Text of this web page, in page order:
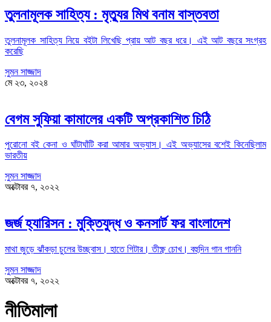
তুলনামূলক সাহিত্য : মৃত্যুর মিথ বনাম বাস্তবতা
তুলনামূলক সাহিত্য নিয়ে বইটা লিখেছি প্রায় আট বছর ধরে। এই আট বছরে সংগ্রহ
করেছি
সুমন সাজ্জাদ
মে ২৩, ২০২৪
বেগম সুফিয়া কামালের একটি অপ্রকাশিত চিঠি
পুরোনো বই কেনা ও ঘাঁটাঘাঁটি করা আমার অভ্যাস। এই অভ্যাসের বশেই কিনেছিলাম
ভারতীয়
সুমন সাজ্জাদ
অক্টোবর ৭, ২০২২
জর্জ হ্যারিসন : মুক্তিযুদ্ধ ও কনসার্ট ফর বাংলাদেশ
মাথা জুড়ে ঝাঁকড়া চুলের উচ্ছ্বাস। হাতে গিটার। তীক্ষ্ণ চোখ। বহুদিন গান গাননি
সুমন সাজ্জাদ
অক্টোবর ৭, ২০২২
নীতিমালা